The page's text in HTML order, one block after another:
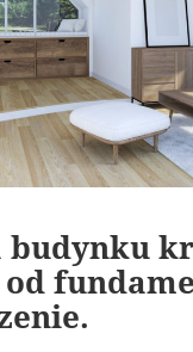
budynku